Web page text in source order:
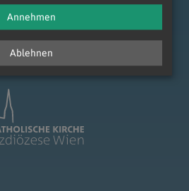
Ablehnen
Annehmen